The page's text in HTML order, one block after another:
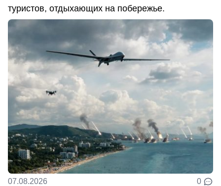
туристов, отдыхающих на побережье.
07.08.2026 0